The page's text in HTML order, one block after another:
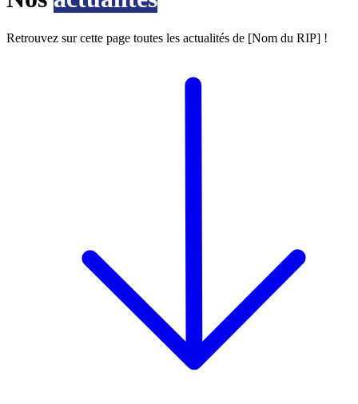
Retrouvez sur cette page toutes les actualités de [Nom du RIP] !